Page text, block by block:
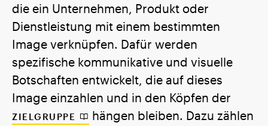
EN
die ein Unternehmen, Produkt oder
Dienstleistung mit einem bestimmten
Image verknüpfen. Dafür werden
spezifische kommunikative und visuelle
Botschaften entwickelt, die auf dieses
Image einzahlen und in den Köpfen der
ZIELGRUPPE hängen bleiben. Dazu zählen